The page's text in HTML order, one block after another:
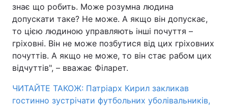
знає що робить. Може розумна людина
допускати таке? Не може. А якщо він допускає,
то цією людиною управляють інші почуття –
гріховні. Він не може позбутися від цих гріховних
почуттів. А якщо не може, то він стає рабом цих
відчуттів", – вважає Філарет.
ЧИТАЙТЕ ТАКОЖ: Патріарх Кирил закликав
гостинно зустрічати футбольних уболівальників,